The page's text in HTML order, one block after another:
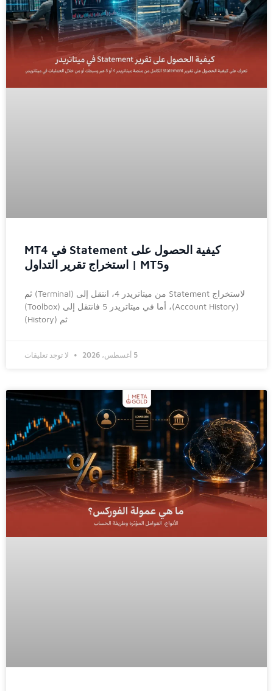
كيفية الحصول على Statement في MT4
وMT5 | استخراج تقرير التداول
لاستخراج Statement من ميتاتريدر 4، انتقل إلى (Terminal) ثم
(Account History)، أما في ميتاتريدر 5 فانتقل إلى (Toolbox)
ثم (History)
5 أغسطس، 2026 لا توجد تعليقات